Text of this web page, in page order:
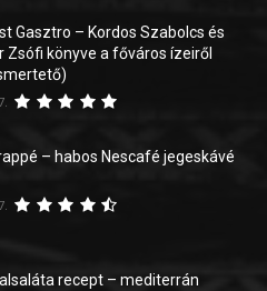
Gasztro – Kordos Szabolcs és
Zsófi könyve a főváros ízeiről
– habos Nescafé jegeskávé
recept – mediterrán